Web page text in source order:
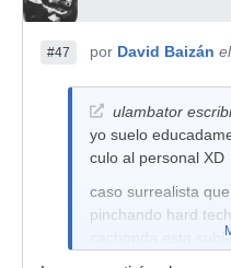
#47 por David Baizán
ulambator
yo suelo
culo al personal XD
caso surrealista
pinchando hard
cachonda esta